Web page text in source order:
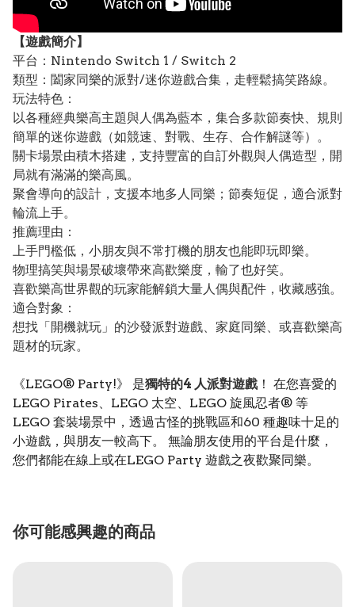
【遊戲簡介】
平台：Nintendo Switch 1 / Switch 2
類型：闔家同樂的派對/迷你遊戲合集，走輕鬆搞笑路線。
玩法特色：
以各種經典樂高主題與人偶為藍本，集合多款節奏快、規則
簡單的迷你遊戲（如競速、對戰、生存、合作解謎等）。
關卡場景由積木搭建，支持豐富的自訂外觀與人偶造型，開
局就有滿滿的樂高風。
聚會導向的設計，支援本地多人同樂；節奏短促，適合派對
輪流上手。
推薦理由：
上手門檻低，小朋友與不常打機的朋友也能即玩即樂。
物理搞笑與場景破壞帶來高歡樂度，輸了也好笑。
喜歡樂高世界觀的玩家能解鎖大量人偶與配件，收藏感強。
適合對象：
想找「開機就玩」的沙發派對遊戲、家庭同樂、或喜歡樂高
題材的玩家。
《LEGO® Party!》 是獨特的4 人派對遊戲 ！ 在您喜愛的
LEGO Pirates、LEGO 太空、LEGO 旋風忍者® 等
LEGO 套裝場景中，透過古怪的挑戰區和60 種趣味十足的
小遊戲，與朋友一較高下。 無論朋友使用的平台是什麼，
您們都能在線上或在LEGO Party 遊戲之夜歡聚同樂。
你可能感興趣的商品